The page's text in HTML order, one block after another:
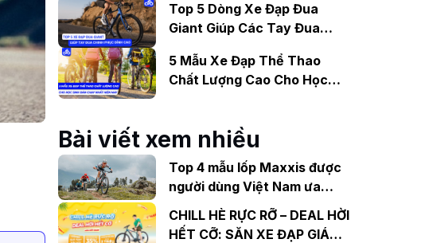
Top 5 Dòng Xe Đạp Đua
Giant Giúp Các Tay Đua
5 Mẫu Xe Đạp Thể Thao
Chất Lượng Cao Cho Học
Bài viết xem nhiều
Top 4 mẫu lốp Maxxis được
người dùng Việt Nam ưa
CHILL HÈ RỰC RỠ – DEAL HỜI
HẾT CỠ: SĂN XE ĐẠP GIÁ